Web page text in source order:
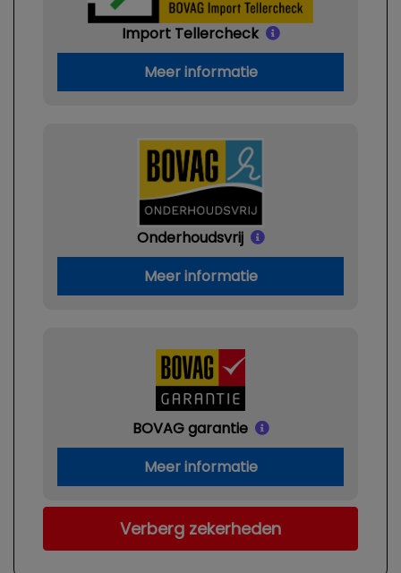
Import Tellercheck
Meer informatie
Onderhoudsvrij
Meer informatie
BOVAG garantie
Meer informatie
Verberg zekerheden